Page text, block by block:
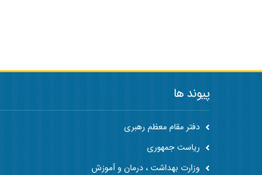
پیوند ها
دفتر مقام معظم رهبری
ریاست جمهوری
وزارت بهداشت ، درمان و آموزش